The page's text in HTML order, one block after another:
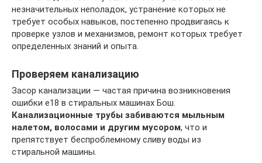
незначительных неполадок, устранение которых не
требует особых навыков, постепенно продвигаясь к
проверке узлов и механизмов, ремонт которых требует
определенных знаний и опыта.
Проверяем канализацию
Засор канализации — частая причина возникновения
ошибки е18 в стиральных машинах Бош.
Канализационные трубы забиваются мыльным
налетом, волосами и другим мусором, что и
препятствует беспроблемному сливу воды из
стиральной машины.